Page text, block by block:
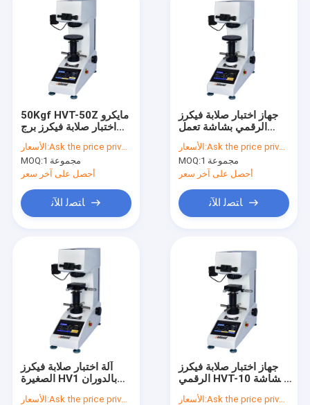
المنتجات
حول بنا
اتصل بنا
اختبار صلابة مايكرو فيكرز
جهاز اختبار الصلابة الرقمي فيكرز
اختبار صلابة روكويل
آلة طحن وتلميع العينات المعدنية
الصحافة تصاعد المعادن
اختبار صلابة برينل
اختبار خشونة السطح
جهاز اختبار صلابة ليب المحمول
50Kgf HVT-50Z مايكرو
اختبار صلابة فيكرز برج
التلقائي
الأسعار:Ask the price privately
MOQ:
1 مجموعة
أحصل على آخر سعر
ﺎﺘﺼﻟ ﺍﻶﻧ
جهاز اختبار صلابة فيكرز
الرقمي بشاشة تعمل
الأسعار:Ask the price privately
MOQ:
1 مجموعة
أحصل على آخر سعر
ﺎﺘﺼﻟ ﺍﻶﻧ
آلة اختبار صلابة فيكرز
الصغيرة HV1 بالدوران
الأسعار:Ask the price privately
جهاز اختبار صلابة فيكرز
الرقمي HVT-10 بشاشة
الأسعار:Ask the price privately